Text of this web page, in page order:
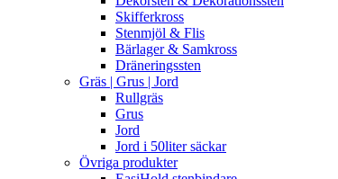
Skifferkross
Stenmjöl & Flis
Bärlager & Samkross
Dräneringssten
Gräs | Grus | Jord
Rullgräs
Grus
Jord
Jord i 50liter säckar
Övriga produkter